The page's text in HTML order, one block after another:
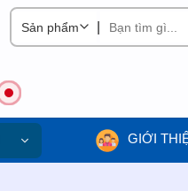
GIỚI